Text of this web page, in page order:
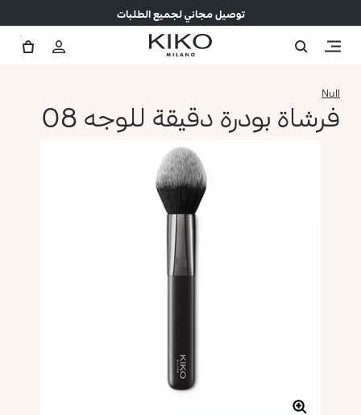
توصيل مجاني لجميع الطلبات
Null
فرشاة بودرة دقيقة للوجه 08